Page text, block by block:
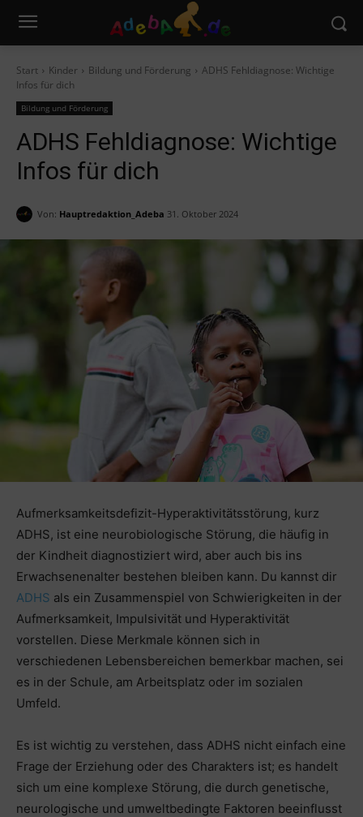
Start Kinder Bildung und Förderung
ADHS Fehldiagnose: Wichtige
Infos für dich
Bildung und Förderung
ADHS Fehldiagnose: Wichtige
Infos für dich
Von: Hauptredaktion_Adeba 31. Oktober 2024
Aufmerksamkeitsdefizit-Hyperaktivitätsstörung, kurz
ADHS, ist eine neurobiologische Störung, die häufig in
der Kindheit diagnostiziert wird, aber auch bis ins
Erwachsenenalter bestehen bleiben kann. Du kannst dir
ADHS als ein Zusammenspiel von Schwierigkeiten in der
Aufmerksamkeit, Impulsivität und Hyperaktivität
vorstellen. Diese Merkmale können sich in
verschiedenen Lebensbereichen bemerkbar machen, sei
es in der Schule, am Arbeitsplatz oder im sozialen
Umfeld.
Es ist wichtig zu verstehen, dass ADHS nicht einfach eine
Frage der Erziehung oder des Charakters ist; es handelt
sich um eine komplexe Störung, die durch genetische,
neurologische und umweltbedingte Faktoren beeinflusst